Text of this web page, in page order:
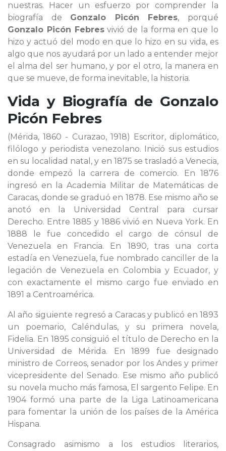
nuestras. Hacer un esfuerzo por comprender la
biografía de Gonzalo Picón Febres, porqué
Gonzalo Picón Febresvivió de la forma en que lo
hizo y actuó del modo en que lo hizo en su vida, es
algo que nos ayudará por un lado a entender mejor
el alma del ser humano, y por el otro, la manera en
que se mueve, de forma inevitable, la historia.
Vida y Biografía de Gonzalo
Picón Febres
(Mérida, 1860 - Curazao, 1918) Escritor, diplomático,
filólogo y periodista venezolano. Inició sus estudios
en su localidad natal, y en 1875 se trasladó a Venecia,
donde empezó la carrera de comercio. En 1876
ingresó en la Academia Militar de Matemáticas de
Caracas, donde se graduó en 1878. Ese mismo año se
anotó en la Universidad Central para cursar
Derecho. Entre 1885 y 1886 vivió en Nueva York. En
1888 le fue concedido el cargo de cónsul de
Venezuela en Francia. En 1890, tras una corta
estadía en Venezuela, fue nombrado canciller de la
legación de Venezuela en Colombia y Ecuador, y
con exactamente el mismo cargo fue enviado en
1891 a Centroamérica.
Al año siguiente regresó a Caracas y publicó en 1893
un poemario, Caléndulas, y su primera novela,
Fidelia. En 1895 consiguió el título de Derecho en la
Universidad de Mérida. En 1899 fue designado
ministro de Correos, senador por los Andes y primer
vicepresidente del Senado. Ese mismo año publicó
su novela mucho más famosa, El sargento Felipe. En
1904 formó una parte de la Liga Latinoamericana
para fomentar la unión de los países de la América
Hispana.
Consagrado asimismo a los estudios literarios,